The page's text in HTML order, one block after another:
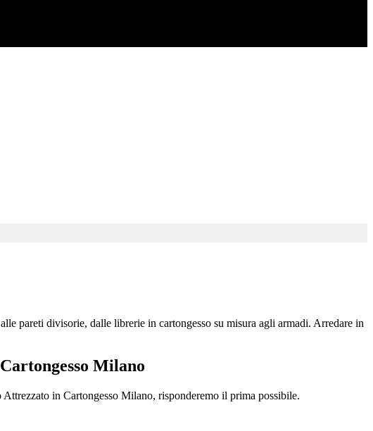
pareti divisorie, dalle librerie in cartongesso su misura agli armadi. Arredare in
Milano